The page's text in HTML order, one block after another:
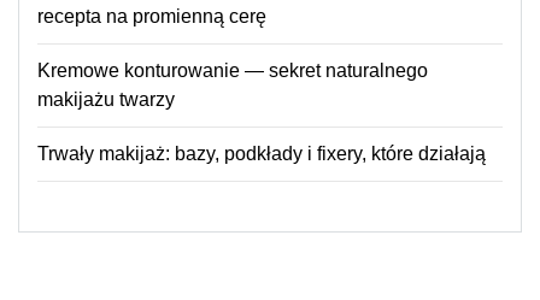
recepta na promienną cerę
Kremowe konturowanie — sekret naturalnego
makijażu twarzy
Trwały makijaż: bazy, podkłady i fixery, które działają